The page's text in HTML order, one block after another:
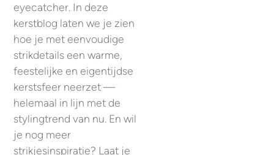
eyecatcher. In deze
kerstblog laten we je zien
hoe je met eenvoudige
strikdetails een warme,
feestelijke en eigentijdse
kerstsfeer neerzet —
helemaal in lijn met de
stylingtrend van nu. En wil
je nog meer
strikjesinspiratie? Laat je